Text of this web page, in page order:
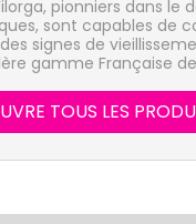
pionniers dans le
sont capables de
signes de
gamme Française
TOUS LES